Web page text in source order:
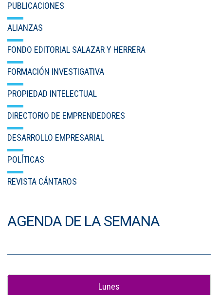
PUBLICACIONES
ALIANZAS
FONDO EDITORIAL SALAZAR Y HERRERA
FORMACIÓN INVESTIGATIVA
PROPIEDAD INTELECTUAL
DIRECTORIO DE EMPRENDEDORES
DESARROLLO EMPRESARIAL
POLÍTICAS
REVISTA CÁNTAROS
AGENDA DE LA SEMANA
Lunes